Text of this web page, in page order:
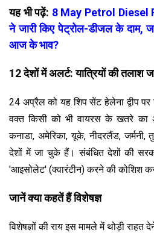
यह भी पढ़ें: 8 May Petrol Diesel
ने जारी किए पेट्रोल-डीजल के दाम,
आज के भाव?
12 देशों में अलर्ट: यात्रियों की तलाश
24 अप्रैल को यह शिप सेंट हेलेना द्वीप
वक्त किसी को भी वायरस के खतरे का
कनाडा, अमेरिका, यूके, नीदरलैंड, जर्मनी,
देशों में जा चुके हैं। संबंधित देशों की
'आइसोलेट' (क्वारंटीन) करने की कोशिश
जानें क्या कहतें हैं विशेषज्ञ
विशेषज्ञों की राय इस मामले में थोड़ी राहत